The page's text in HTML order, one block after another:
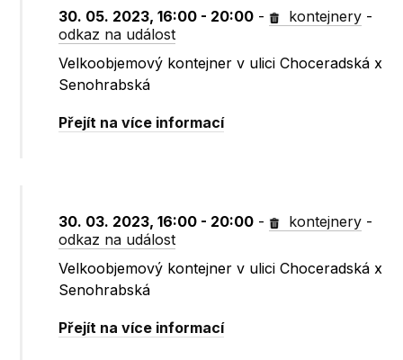
30. 05. 2023, 16:00 - 20:00 - kontejnery -
odkaz na událost
Velkoobjemový kontejner v ulici Choceradská x
Senohrabská
Přejít na více informací
30. 03. 2023, 16:00 - 20:00 - kontejnery -
odkaz na událost
Velkoobjemový kontejner v ulici Choceradská x
Senohrabská
Přejít na více informací